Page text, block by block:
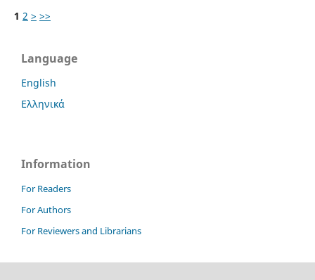
1 2 > >>
Language
English
Ελληνικά
Information
For Readers
For Authors
For Reviewers and Librarians